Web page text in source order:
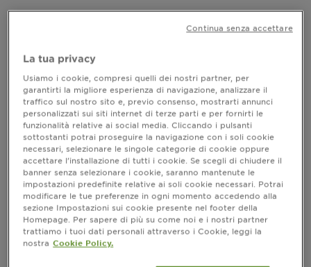
presente nella palette colori di tutti gli hair stylist. Ma
scuro che sconfina nel castano. Per tutti però, c’è un
pericolo in agguato: l’effetto paglia, ovvero il biondo
slavato e scolorito spesso causato dai raggi solari,
dall’acqua salata del mare e dal cloro delle piscine,
solitamente accompagnato da capelli fragili, secchi e
con punte rovinate.
Mantenere i capelli biondi richiede attenzioni costanti.
Il primo passo è quello di usare unoshampoo e un
balsamo specifici per capelli biondi. Questi prodotti
aiutano a prevenire lo sbiadimento e a mantenere la
luminosità del colore. Si consiglia anche di usare una
maschera nutriente almeno una volta alla settimana, in
La tua privacy
Usiamo i cookie, compresi quelli dei nostri partner, per
garantirti la migliore esperienza di navigazione, analizzare il
traffico sul nostro sito e, previo consenso, mostrarti annunci
personalizzati sui siti internet di terze parti e per fornirti le
funzionalità relative ai social media. Cliccando i pulsanti
sottostanti potrai proseguire la navigazione con i soli cookie
necessari, selezionare le singole categorie di cookie oppure
accettare l’installazione di tutti i cookie. Se scegli di chiudere il
banner senza selezionare i cookie, saranno mantenute le
impostazioni predefinite relative ai soli cookie necessari. Potrai
modificare le tue preferenze in ogni momento accedendo alla
sezione Impostazioni sui cookie presente nel footer della
Homepage. Per sapere di più su come noi e i nostri partner
trattiamo i tuoi dati personali attraverso i Cookie, leggi la
nostra Cookie Policy.
Continua senza accettare